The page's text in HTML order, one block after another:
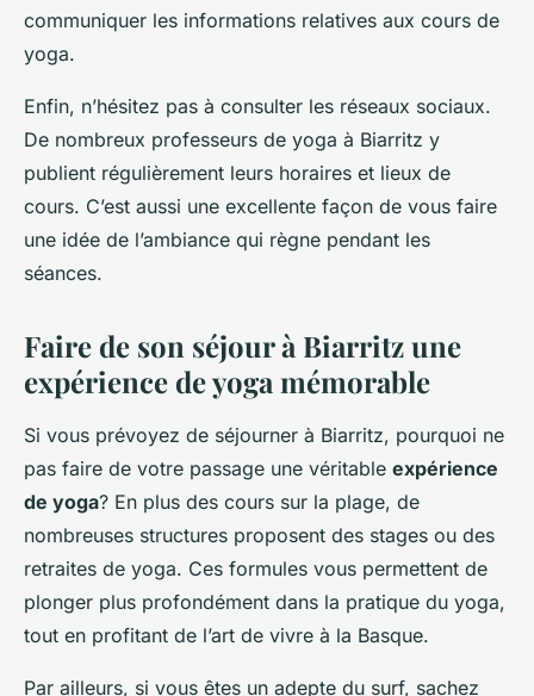
communiquer les informations relatives aux cours de
yoga.
Enfin, n’hésitez pas à consulter les réseaux sociaux.
De nombreux professeurs de yoga à Biarritz y
publient régulièrement leurs horaires et lieux de
cours. C’est aussi une excellente façon de vous faire
une idée de l’ambiance qui règne pendant les
séances.
Faire de son séjour à Biarritz une
expérience de yoga mémorable
Si vous prévoyez de séjourner à Biarritz, pourquoi ne
pas faire de votre passage une véritable expérience
de yoga? En plus des cours sur la plage, de
nombreuses structures proposent des stages ou des
retraites de yoga. Ces formules vous permettent de
plonger plus profondément dans la pratique du yoga,
tout en profitant de l’art de vivre à la Basque.
Par ailleurs, si vous êtes un adepte du surf, sachez